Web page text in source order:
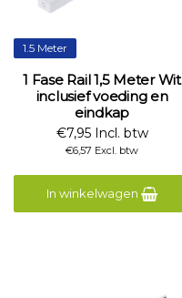
1.5 Meter
1 Fase Rail 1,5 Meter Wit
inclusief voeding en
eindkap
€7,95 Incl. btw
€6,57 Excl. btw
In winkelwagen